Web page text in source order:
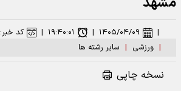
| ورزشی | سایر رشته ها
| ۱۴۰۵/۰۴/۰۹ | ۱۹:۴۰:۰۱ | کد خبر:
نسخه چاپی